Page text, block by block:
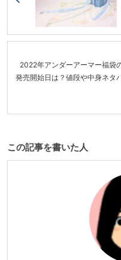
2022年アンダーアーマー福袋
発売開始日は？値段や中身ネタ
この記事を書いた人